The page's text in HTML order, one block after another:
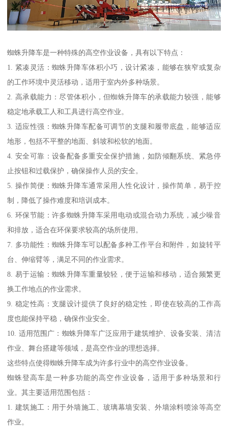
蜘蛛升降车是一种特殊的高空作业设备，具有以下特点：
1. 紧凑灵活：蜘蛛升降车体积小巧，设计紧凑，能够在狭窄或复杂
的工作环境中灵活移动，适用于室内外多种场景。
2. 高承载能力：尽管体积小，但蜘蛛升降车的承载能力较强，能够
稳定地承载工人和工具进行高空作业。
3. 适应性强：蜘蛛升降车配备可调节的支腿和履带底盘，能够适应
地形，包括不平整的地面、斜坡和松软的地面。
4. 安全可靠：设备配备多重安全保护措施，如防倾翻系统、紧急停
止按钮和过载保护，确保操作人员的安全。
5. 操作简便：蜘蛛升降车通常采用人性化设计，操作简单，易于控
制，降低了操作难度和培训成本。
6. 环保节能：许多蜘蛛升降车采用电动或混合动力系统，减少噪音
和排放，适合在环保要求较高的场所使用。
7. 多功能性：蜘蛛升降车可以配备多种工作平台和附件，如旋转平
台、伸缩臂等，满足不同的作业需求。
8. 易于运输：蜘蛛升降车重量较轻，便于运输和移动，适合频繁更
换工作地点的作业需求。
9. 稳定性高：支腿设计提供了良好的稳定性，即使在较高的工作高
度也能保持平稳，确保作业安全。
10. 适用范围广：蜘蛛升降车广泛应用于建筑维护、设备安装、清洁
作业、舞台搭建等领域，是高空作业的理想选择。
这些特点使得蜘蛛升降车成为许多行业中的高空作业设备。
蜘蛛登高车是一种多功能的高空作业设备，适用于多种场景和行
业。其主要适用范围包括：
1. 建筑施工：用于外墙施工、玻璃幕墙安装、外墙涂料喷涂等高空
作业。